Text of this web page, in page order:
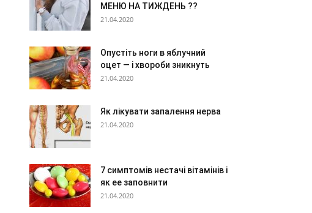
МЕНЮ НА ТИЖДЕНЬ ??
21.04.2020
Опустіть ноги в яблучний
оцет — і хвороби зникнуть
21.04.2020
Як лікувати запалення нерва
21.04.2020
7 симптомів нестачі вітамінів і
як ee заповнити
21.04.2020